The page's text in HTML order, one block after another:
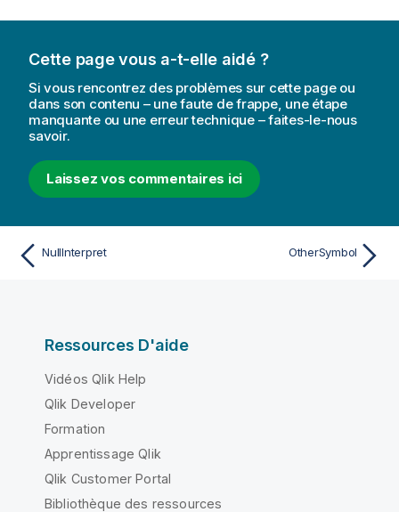
Cette page vous a-t-elle aidé ?
Si vous rencontrez des problèmes sur cette page ou
dans son contenu – une faute de frappe, une étape
manquante ou une erreur technique – faites-le-nous
savoir.
Laissez vos commentaires ici
NullInterpret OtherSymbol
Ressources D'aide
Vidéos Qlik Help
Qlik Developer
Formation
Apprentissage Qlik
Qlik Customer Portal
Bibliothèque des ressources